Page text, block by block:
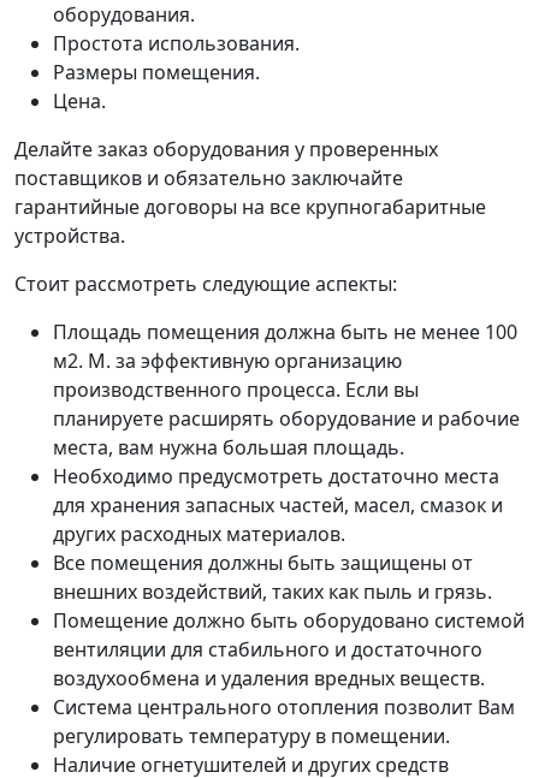
оборудования.
Простота использования.
Размеры помещения.
Цена.
Делайте заказ оборудования у проверенных
поставщиков и обязательно заключайте
гарантийные договоры на все крупногабаритные
устройства.
Стоит рассмотреть следующие аспекты:
Площадь помещения должна быть не менее 100
м2. М. за эффективную организацию
производственного процесса. Если вы
планируете расширять оборудование и рабочие
места, вам нужна большая площадь.
Необходимо предусмотреть достаточно места
для хранения запасных частей, масел, смазок и
других расходных материалов.
Все помещения должны быть защищены от
внешних воздействий, таких как пыль и грязь.
Помещение должно быть оборудовано системой
вентиляции для стабильного и достаточного
воздухообмена и удаления вредных веществ.
Система центрального отопления позволит Вам
регулировать температуру в помещении.
Наличие огнетушителей и других средств